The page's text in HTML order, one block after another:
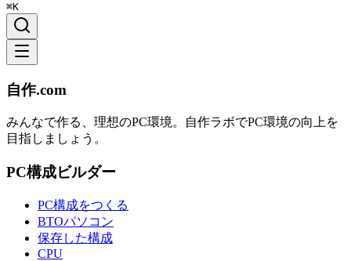
⌘K
自作.com
みんなで作る、理想のPC環境。 自作ラボでPC環境の向上を
目指しましょう。
PC構成ビルダー
PC構成をつくる
BTOパソコン
保存した構成
CPU